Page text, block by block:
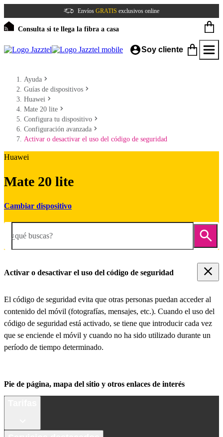
Envíos GRATIS exclusivos online
Consulta si te llega la fibra a casa
Soy cliente
Ayuda
Guías de dispositivos
Huawei
Mate 20 lite
Configura tu dispositivo
Configuración avanzada
Activar o desactivar el uso del código de seguridad
Huawei
Mate 20 lite
Cambiar dispositivo
¿qué buscas?
Activar o desactivar el uso del código de seguridad
El código de seguridad evita que otras personas puedan acceder al
contenido del móvil (fotografías, mensajes, etc.). Cuando el uso del
código de seguridad está activado, se tiene que introducir cada vez
que se enciende el móvil y cuando no ha sido utilizado durante un
período de tiempo determinado.
Pie de página, mapa del sitio y otros enlaces de interés